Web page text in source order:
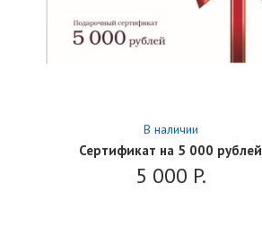
В наличии
Сертификат на 5 000 рублей
5 000 P.